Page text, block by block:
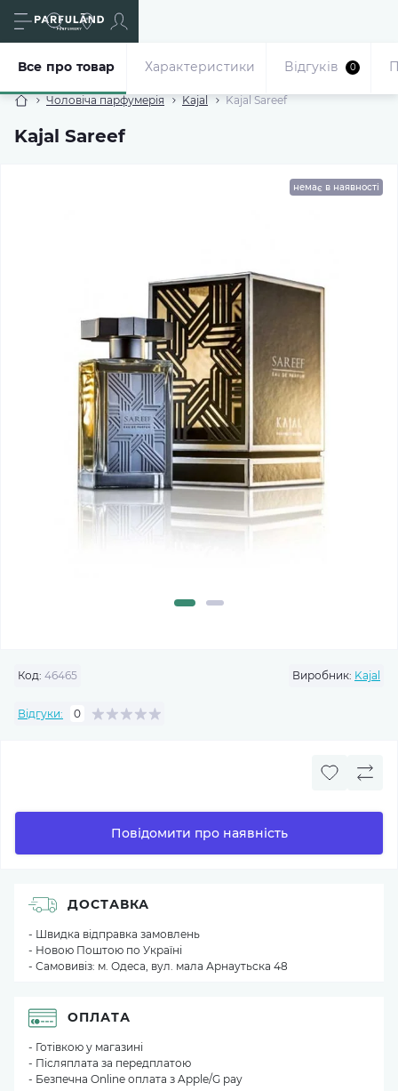
Чоловіча парфумерія Kajal Kajal Sareef
Kajal Sareef
Все про товар Характеристики Відгуків 0
немає в наявності
Код: 46465 Виробник: Kajal
Відгуки: 0
Повідомити про наявність
ДОСТАВКА
- Швидка відправка замовлень
- Новою Поштою по Україні
- Самовивіз: м. Одеса, вул. мала Арнаутьска 48
ОПЛАТА
- Готівкою у магазині
- Післяплата за передплатою
- Безпечна Online оплата з Apple/G pay